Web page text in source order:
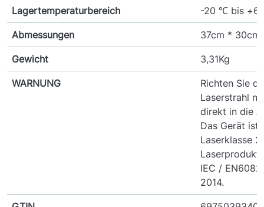
Lagertemperaturbereich -20 ℃ bis
Abmessungen 37cm * 30cm
Gewicht 3,31Kg
WARNUNG
Richten Sie
Laserstrahl
direkt in die
Das Gerät ist
Laserklasse 2
Laserprodukt
IEC /
2014.